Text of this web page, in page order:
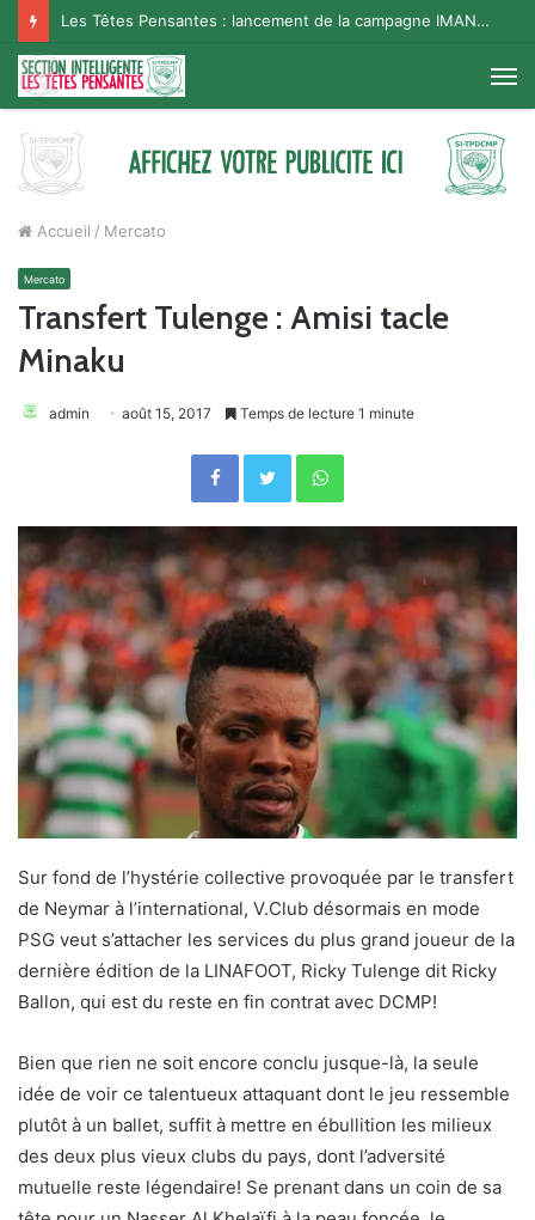
Les Têtes Pensantes : lancement de la campagne IMANA na BISO, Supporter Telema
Accueil / Mercato
Mercato
Transfert Tulenge : Amisi tacle
Minaku
admin août 15, 2017 Temps de lecture 1 minute
FacebookTwitterWhatsApp
Sur fond de l’hystérie collective provoquée par le transfert
de Neymar à l’international, V.Club désormais en mode
PSG veut s’attacher les services du plus grand joueur de la
dernière édition de la LINAFOOT, Ricky Tulenge dit Ricky
Ballon, qui est du reste en fin contrat avec DCMP!
Bien que rien ne soit encore conclu jusque-là, la seule
idée de voir ce talentueux attaquant dont le jeu ressemble
plutôt à un ballet, suffit à mettre en ébullition les milieux
des deux plus vieux clubs du pays, dont l’adversité
mutuelle reste légendaire! Se prenant dans un coin de sa